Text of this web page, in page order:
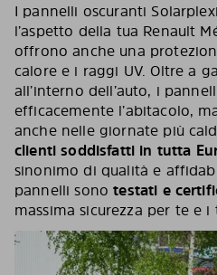
I pannelli oscuranti
l’aspetto della tua Renault
offrono anche una
calore e i raggi UV. Oltre a
all’interno dell’auto, i
efficacemente l’abitacolo,
anche nelle giornate più
clienti soddisfatti in tutta
sinonimo di qualità e
pannelli sonotestati e
massima sicurezza per te e i